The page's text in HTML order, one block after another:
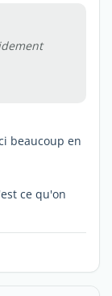
beaucoup en
ce qu'on